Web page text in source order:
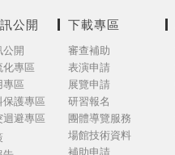
公開
公開
化專區
專區
保護專區
迴避專區
下載專區
審查補助
表演申請
展覽申請
研習報名
團體導覽服務
場館技術資料
補助申請